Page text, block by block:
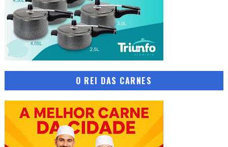
O REI DAS CARNES